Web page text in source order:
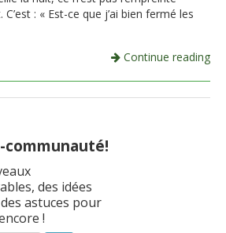
: « Est-ce que j’ai bien fermé les
Continue reading
communauté!
des idées
astuces pour
!